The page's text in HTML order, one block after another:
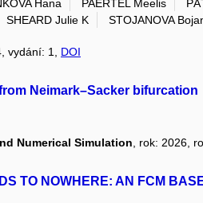
Hana PAERTEL Meelis
SHEARD Julie K STOJANOVA
vydání: 1, DOI
Neimark–Sacker bifurcation
Numerical Simulation , rok: 2026,
TO NOWHERE: AN FCM